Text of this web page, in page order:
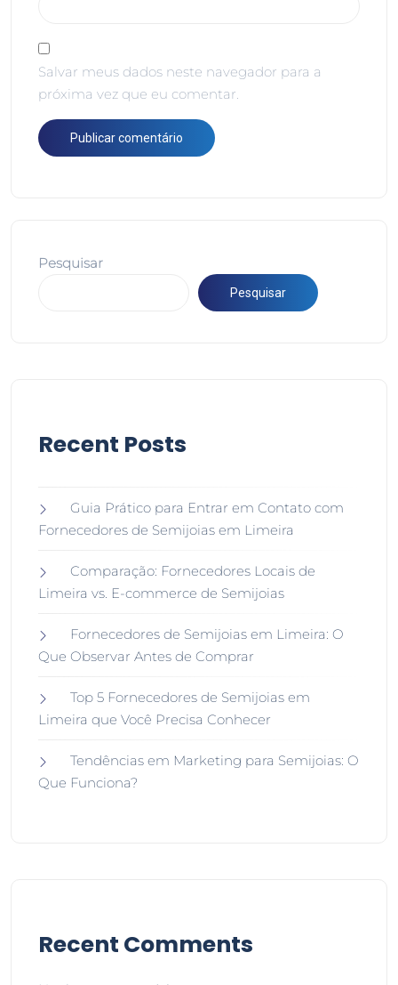
Salvar meus dados neste navegador para a
próxima vez que eu comentar.
Pesquisar
Pesquisar
Recent Posts
Guia Prático para Entrar em Contato com
Fornecedores de Semijoias em Limeira
Comparação: Fornecedores Locais de
Limeira vs. E-commerce de Semijoias
Fornecedores de Semijoias em Limeira: O
Que Observar Antes de Comprar
Top 5 Fornecedores de Semijoias em
Limeira que Você Precisa Conhecer
Tendências em Marketing para Semijoias: O
Que Funciona?
Recent Comments